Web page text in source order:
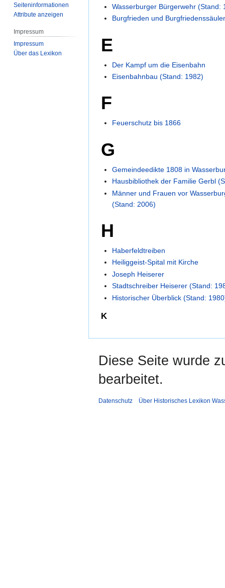
Wasserburger Bürgerwehr (Stand:
Burgfrieden und
E
Der Kampf um die Eisenbahn
Eisenbahnbau (Stand: 1982)
F
Feuerschutz bis 1866
G
Gemeindeedikte 1808 in
Hausbibliothek der Familie Gerbl
Männer und Frauen vor
(Stand: 2006)
H
Haberfeldtreiben
Heiliggeist-Spital mit Kirche
Joseph Heiserer
Stadtschreiber Heiserer (Stand:
Historischer Überblick (Stand:
K
Seiten­­informationen
Attribute anzeigen
Impressum
Impressum
Über das Lexikon
Diese Seite wurde
bearbeitet.
Datenschutz Über Historisches Lexikon